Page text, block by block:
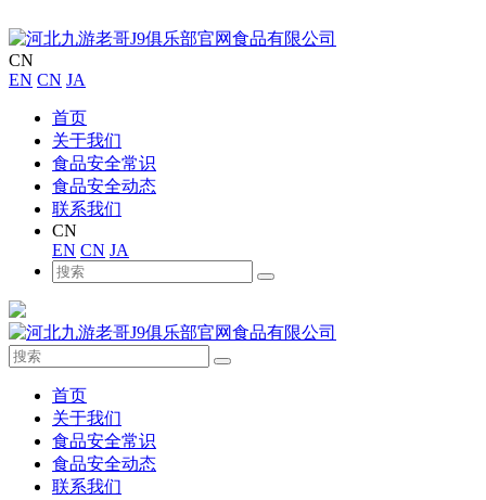
CN
EN CN JA
首页
关于我们
食品安全常识
食品安全动态
联系我们
CN
EN CN JA
首页
关于我们
食品安全常识
食品安全动态
联系我们